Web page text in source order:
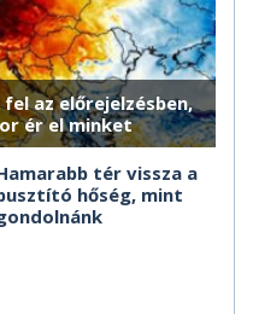
az előrejelzésben,
ér el minket
tér vissza a
hőség, mint